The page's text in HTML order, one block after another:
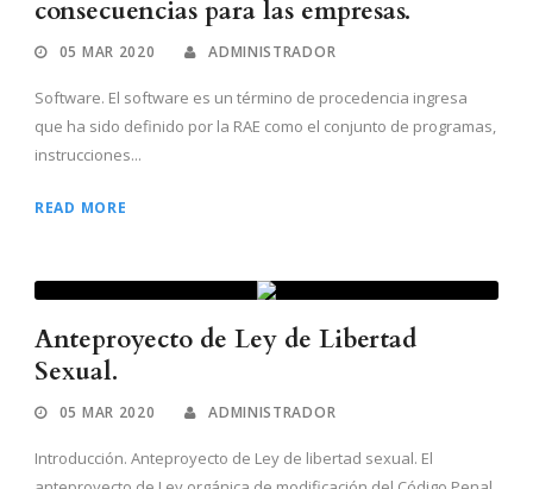
consecuencias para las empresas.
05 MAR 2020 ADMINISTRADOR
Software. El software es un término de procedencia ingresa
que ha sido definido por la RAE como el conjunto de programas,
instrucciones...
READ MORE
Anteproyecto de Ley de Libertad
Sexual.
05 MAR 2020 ADMINISTRADOR
Introducción. Anteproyecto de Ley de libertad sexual. El